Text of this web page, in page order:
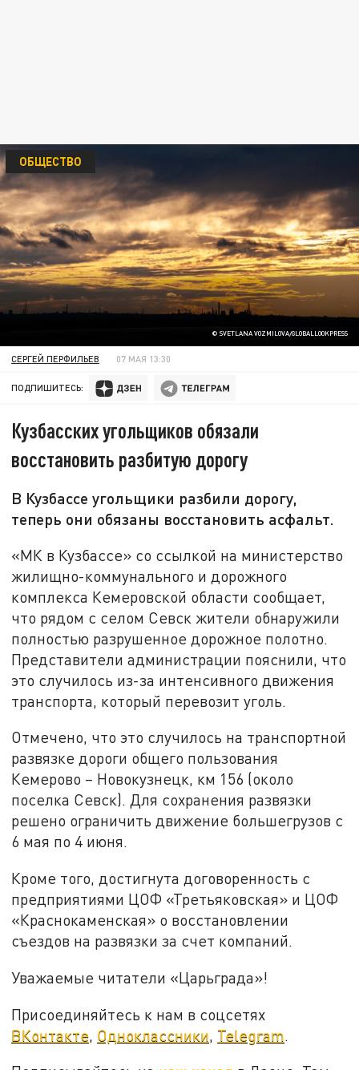
© SVETLANA VOZMILOVA/GLOBALLOOKPRESS
ОБЩЕСТВО
СЕРГЕЙ ПЕРФИЛЬЕВ 07 МАЯ 13:30
ПОДПИШИТЕСЬ:
Кузбасских угольщиков обязали
восстановить разбитую дорогу
В Кузбассе угольщики разбили дорогу,
теперь они обязаны восстановить асфальт.
«МК в Кузбассе» со ссылкой на министерство
жилищно-коммунального и дорожного
комплекса Кемеровской области сообщает,
что рядом с селом Севск жители обнаружили
полностью разрушенное дорожное полотно.
Представители администрации пояснили, что
это случилось из-за интенсивного движения
транспорта, который перевозит уголь.
Отмечено, что это случилось на транспортной
развязке дороги общего пользования
Кемерово – Новокузнецк, км 156 (около
поселка Севск). Для сохранения развязки
решено ограничить движение большегрузов с
6 мая по 4 июня.
Кроме того, достигнута договоренность с
предприятиями ЦОФ «Третьяковская» и ЦОФ
«Краснокаменская» о восстановлении
съездов на развязки за счет компаний.
Уважаемые читатели «Царьграда»!
Присоединяйтесь к нам в соцсетях
ВКонтакте Одноклассники Telegram